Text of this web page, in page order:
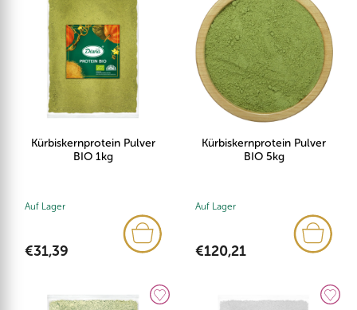
Kürbiskernprotein Pulver
BIO 1kg
Auf Lager
€31,39
Kürbiskernprotein Pulver
BIO 5kg
Auf Lager
€120,21